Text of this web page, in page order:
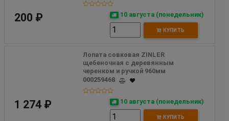
200 ₽ 10 августа (понедельник)
КУПИТЬ
Лопата совковая ZINLER
щебеночная с деревянным
черенком и ручкой 960мм
000259468
1 274 ₽ 10 августа (понедельник)
КУПИТЬ